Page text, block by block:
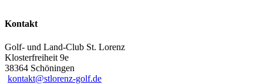
Kontakt
Golf- und Land-Club St. Lorenz
Klosterfreiheit 9e
38364 Schöningen
kontakt@stlorenz-golf.de